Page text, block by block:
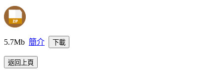
5.7Mb 簡介 下載
返回上頁